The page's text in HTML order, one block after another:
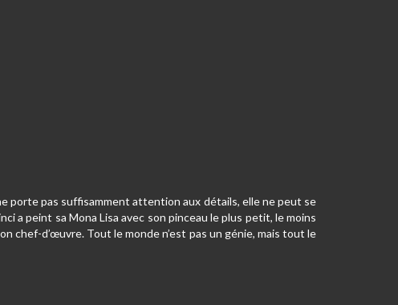
porte pas suffisamment attention aux détails, elle ne peut se
a peint sa Mona Lisa avec son pinceau le plus petit, le moins
chef-d’œuvre. Tout le monde n’est pas un génie, mais tout le